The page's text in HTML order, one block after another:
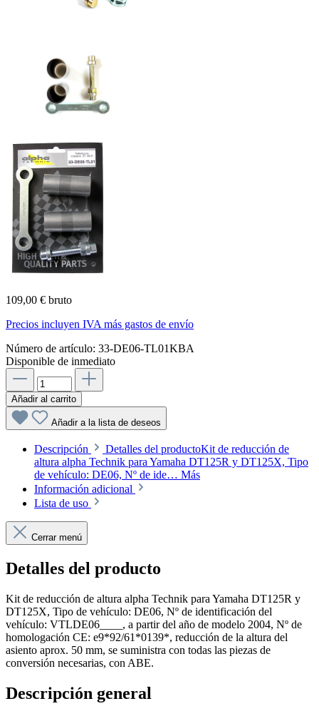
109,00 € bruto
Precios incluyen IVA más gastos de envío
Número de artículo: 33-DE06-TL01KBA
Disponible de inmediato
Añadir al carrito
Añadir a la lista de deseos
Descripción
Detalles del productoKit de reducción de
altura alpha Technik para Yamaha DT125R y DT125X, Tipo
de vehículo: DE06, Nº de ide… Más
Información adicional
Lista de uso
Cerrar menú
Detalles del producto
Kit de reducción de altura alpha Technik para Yamaha DT125R y
DT125X, Tipo de vehículo: DE06, Nº de identificación del
vehículo: VTLDE06____, a partir del año de modelo 2004, Nº de
homologación CE: e9*92/61*0139*, reducción de la altura del
asiento aprox. 50 mm, se suministra con todas las piezas de
conversión necesarias, con ABE.
Descripción general